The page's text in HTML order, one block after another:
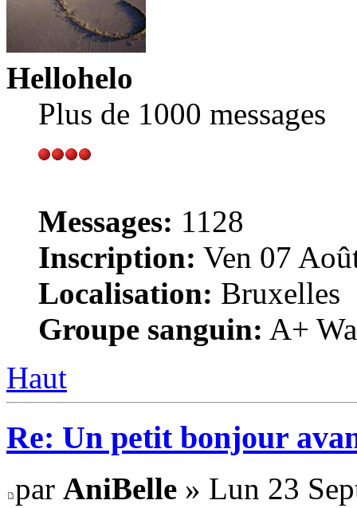
Hellohelo
Plus de 1000 messages
Messages: 1128
Inscription: Ven 07
Localisation: Bruxelles
Groupe sanguin: A+
Haut
Re: Un petit bonjour
par AniBelle » Lun 23